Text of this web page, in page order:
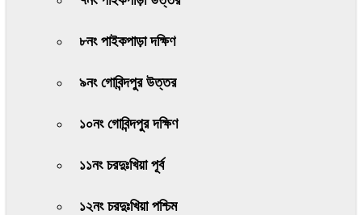
৮নং পাইকপাড়া দক্ষিণ
৯নং গোবিন্দপুর উত্তর
১০নং গোবিন্দপুর দক্ষিণ
১১নং চরদুঃখিয়া পূর্ব
১২নং চরদুঃখিয়া পশ্চিম